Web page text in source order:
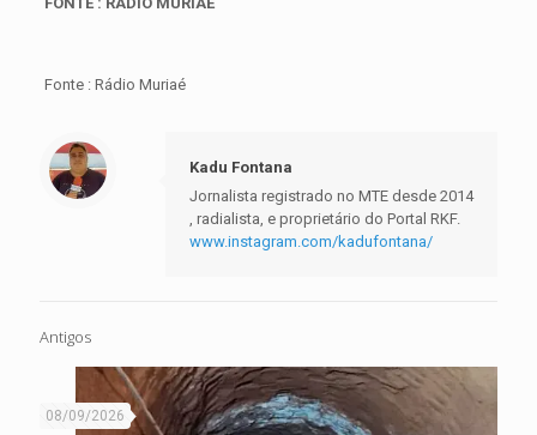
Fonte : Rádio Muriaé
Kadu Fontana
Jornalista registrado no MTE desde 2014
, radialista, e proprietário do Portal RKF.
www.instagram.com/kadufontana/
Antigos
08/09/2026